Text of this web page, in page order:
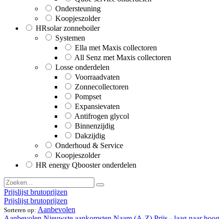
Ondersteuning
Koopjeszolder
HRsolar zonneboiler
Systemen
Ella met Maxis collectoren
All Senz met Maxis collectoren
Losse onderdelen
Voorraadvaten
Zonnecollectoren
Pompset
Expansievaten
Antifrogen glycol
Binnenzijdig
Dakzijdig
Onderhoud & Service
Koopjeszolder
HR energy Qbooster onderdelen
Prijslijst brutoprijzen
Prijslijst brutoprijzen
Sorteren op: Aanbevolen